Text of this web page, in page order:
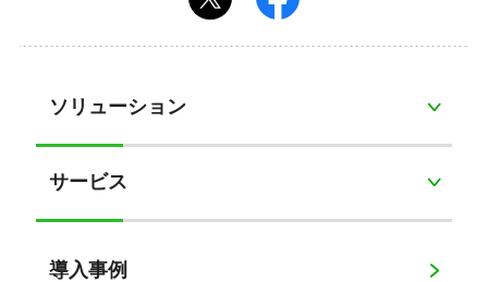
ソリューション
サービス
導入事例